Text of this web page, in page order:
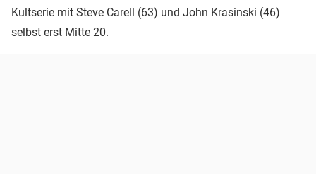
Kultserie mit Steve Carell (63) und John Krasinski (46)
selbst erst Mitte 20.